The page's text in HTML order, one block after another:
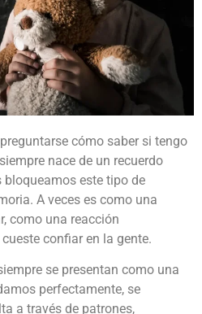
cómo saber si tengo
nace de un recuerdo
este tipo de
A veces es como una
como una reacción
confiar en la gente.
se presentan como una
perfectamente, se
a través de patrones,